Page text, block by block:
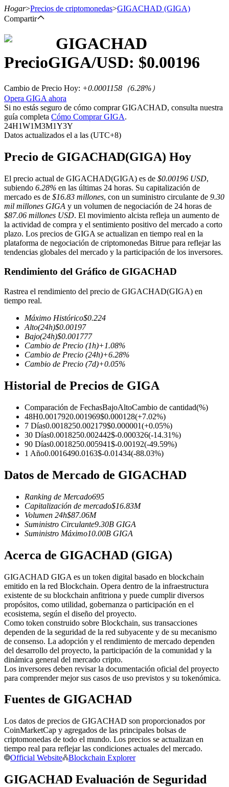
Futuros del USDT
Futuros COIN-M
Futuros de criptomonedas
TradFi
Derivados de acciones, divisas, metales preciosos y materias
primas
Futuros que utilizan USDC como garantía
Copiar Trading
Únete a los mejores traders
Conviértete en un Trader de Copia
Disfruta del reparto de beneficios y comisiones de copy trading
Hogar>Precios de criptomonedas>GIGACHAD (GIGA)
Compartir
GIGACHAD
PrecioGIGA/USD: $0.00196
Cambio de Precio Hoy: +0.0001158 （6.28%）
Opera GIGA ahora
Si no estás seguro de cómo comprar GIGACHAD, consulta nuestra
guía completa Cómo Comprar GIGA.
24H1W1M3M1Y3Y
Datos actualizados el a las (UTC+8)
Precio de GIGACHAD(GIGA) Hoy
El precio actual de GIGACHAD(GIGA) es de $0.00196 USD,
subiendo 6.28% en las últimas 24 horas. Su capitalización de
mercado es de $16.83 millones, con un suministro circulante de 9.30
mil millones GIGA y un volumen de negociación de 24 horas de
$87.06 millones USD. El movimiento alcista refleja un aumento de
la actividad de compra y el sentimiento positivo del mercado a corto
plazo. Los precios de GIGA se actualizan en tiempo real en la
plataforma de negociación de criptomonedas Bitrue para reflejar las
tendencias globales del mercado y la participación de los inversores.
Rendimiento del Gráfico de GIGACHAD
Rastrea el rendimiento del precio de GIGACHAD(GIGA) en
tiempo real.
Máximo Histórico$0.224
Alto(24h)$0.00197
Bajo(24h)$0.001777
Cambio de Precio (1h)+1.08%
Cambio de Precio (24h)+6.28%
Cambio de Precio (7d)+0.05%
Historial de Precios de GIGA
Comparación de FechasBajoAltoCambio de cantidad(%)
48H0.0017920.001969$0.000128(+7.02%)
7 Días0.0018250.002179$0.000001(+0.05%)
30 Días0.0018250.002442$-0.000326(-14.31%)
90 Días0.0018250.005941$-0.00192(-49.59%)
1 Año0.0016490.0163$-0.01434(-88.03%)
Datos de Mercado de GIGACHAD
Ranking de Mercado695
Capitalización de mercado$16.83M
Volumen 24h$87.06M
Suministro Circulante9.30B GIGA
Suministro Máximo10.00B GIGA
Acerca de GIGACHAD (GIGA)
GIGACHAD GIGA es un token digital basado en blockchain
emitido en la red Blockchain. Opera dentro de la infraestructura
existente de su blockchain anfitriona y puede cumplir diversos
propósitos, como utilidad, gobernanza o participación en el
ecosistema, según el diseño del proyecto.
Como token construido sobre Blockchain, sus transacciones
dependen de la seguridad de la red subyacente y de su mecanismo
de consenso. La adopción y el rendimiento de mercado dependen
del desarrollo del proyecto, la participación de la comunidad y la
dinámica general del mercado cripto.
Los inversores deben revisar la documentación oficial del proyecto
para comprender mejor sus casos de uso previstos y su tokenómica.
Fuentes de GIGACHAD
Los datos de precios de GIGACHAD son proporcionados por
CoinMarketCap y agregados de las principales bolsas de
criptomonedas de todo el mundo. Los precios se actualizan en
tiempo real para reflejar las condiciones actuales del mercado.
Official Website
Blockchain Explorer
GIGACHAD Evaluación de Seguridad